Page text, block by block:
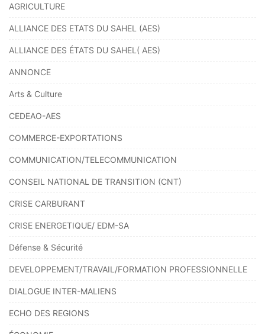
AGRICULTURE
ALLIANCE DES ETATS DU SAHEL (AES)
ALLIANCE DES ÉTATS DU SAHEL( AES)
ANNONCE
Arts & Culture
CEDEAO-AES
COMMERCE-EXPORTATIONS
COMMUNICATION/TELECOMMUNICATION
CONSEIL NATIONAL DE TRANSITION (CNT)
CRISE CARBURANT
CRISE ENERGETIQUE/ EDM-SA
Défense & Sécurité
DEVELOPPEMENT/TRAVAIL/FORMATION PROFESSIONNELLE
DIALOGUE INTER-MALIENS
ECHO DES REGIONS